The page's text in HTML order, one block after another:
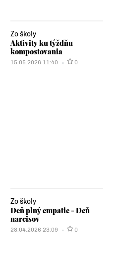
Zo školy
Aktivity ku týždňu
kompostovania
15.05.2026 11:40 0
Zo školy
Deň plný empatie - Deň
narcisov
28.04.2026 23:09 0